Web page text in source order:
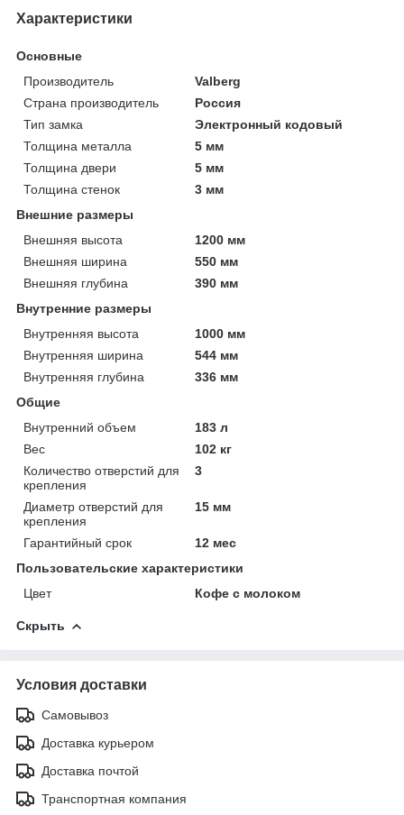
Характеристики
Основные
Производитель
Valberg
Страна производитель
Россия
Тип замка
Электронный кодовый
Толщина металла
5 мм
Толщина двери
5 мм
Толщина стенок
3 мм
Внешние размеры
Внешняя высота
1200 мм
Внешняя ширина
550 мм
Внешняя глубина
390 мм
Внутренние размеры
Внутренняя высота
1000 мм
Внутренняя ширина
544 мм
Внутренняя глубина
336 мм
Общие
Внутренний объем
183 л
Вес
102 кг
Количество отверстий для
крепления
3
Диаметр отверстий для
крепления
15 мм
Гарантийный срок
12 мес
Пользовательские характеристики
Цвет
Кофе с молоком
Скрыть
Условия доставки
Самовывоз
Доставка курьером
Доставка почтой
Транспортная компания